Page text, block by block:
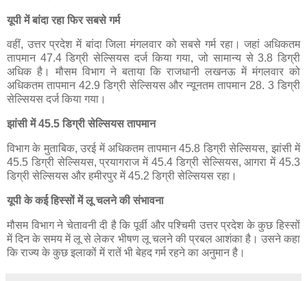
यूपी में बांदा रहा फिर सबसे गर्म
वहीं, उत्तर प्रदेश में बांदा जिला मंगलवार को सबसे गर्म रहा। जहां अधिकतम
तापमान 47.4 डिग्री सेल्सियस दर्ज किया गया, जो सामान्य से 3.8 डिग्री
अधिक है। मौसम विभाग ने बताया कि राजधानी लखनऊ में मंगलवार को
अधिकतम तापमान 42.9 डिग्री सेल्सियस और न्यूनतम तापमान 28. 3 डिग्री
सेल्सियस दर्ज किया गया।
झांसी में 45.5 डिग्री सेल्सियस तापमान
विभाग के मुताबिक, उरई में अधिकतम तापमान 45.8 डिग्री सेल्सियस, झांसी में
45.5 डिग्री सेल्सियस, प्रयागराज में 45.4 डिग्री सेल्सियस, आगरा में 45.3
डिग्री सेल्सियस और हमीरपुर में 45.2 डिग्री सेल्सियस रहा।
यूपी के कई हिस्सों में लू चलने की संभावना
मौसम विभाग ने चेतावनी दी है कि पूर्वी और पश्चिमी उत्तर प्रदेश के कुछ हिस्सों
में दिन के समय में लू से लेकर भीषण लू चलने की प्रबल आशंका है। उसने कहा
कि राज्य के कुछ इलाकों में रातें भी बेहद गर्म रहने का अनुमान है।